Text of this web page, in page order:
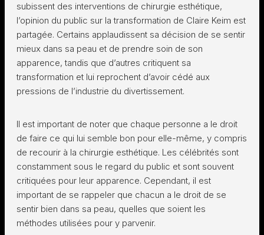
subissent des interventions de chirurgie esthétique,
l’opinion du public sur la transformation de Claire Keim est
partagée. Certains applaudissent sa décision de se sentir
mieux dans sa peau et de prendre soin de son
apparence, tandis que d’autres critiquent sa
transformation et lui reprochent d’avoir cédé aux
pressions de l’industrie du divertissement.
Il est important de noter que chaque personne a le droit
de faire ce qui lui semble bon pour elle-même, y compris
de recourir à la chirurgie esthétique. Les célébrités sont
constamment sous le regard du public et sont souvent
critiquées pour leur apparence. Cependant, il est
important de se rappeler que chacun a le droit de se
sentir bien dans sa peau, quelles que soient les
méthodes utilisées pour y parvenir.